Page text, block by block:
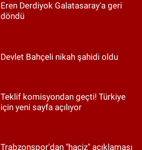
Eren Derdiyok Galatasaray'a geri
döndü
Devlet Bahçeli nikah şahidi oldu
Teklif komisyondan geçti! Türkiye
için yeni sayfa açılıyor
Trabzonspor'dan "haciz" açıklaması